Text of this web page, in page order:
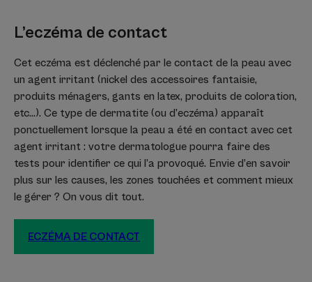
L’eczéma de contact
Cet eczéma est déclenché par le contact de la peau avec
un agent irritant (nickel des accessoires fantaisie,
produits ménagers, gants en latex, produits de coloration,
etc…). Ce type de dermatite (ou d’eczéma) apparaît
ponctuellement lorsque la peau a été en contact avec cet
agent irritant : votre dermatologue pourra faire des
tests pour identifier ce qui l’a provoqué. Envie d’en savoir
plus sur les causes, les zones touchées et comment mieux
le gérer ? On vous dit tout.
ECZÉMA DE CONTACT